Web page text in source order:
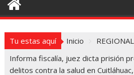
Tu estas aquí Inicio
REGIONAL
Informa fiscalía, juez dicta prisión
delitos contra la salud en